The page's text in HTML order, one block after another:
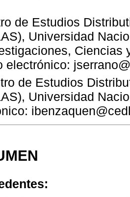
de Estudios
Universidad
Ciencias
electrónico:
de Estudios
Universidad